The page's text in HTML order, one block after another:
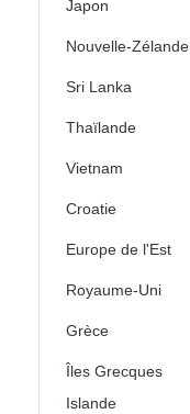
Japon
Nouvelle-Zélande
Sri Lanka
Thaïlande
Vietnam
Croatie
Europe de l'Est
Royaume-Uni
Grèce
Îles Grecques
Islande